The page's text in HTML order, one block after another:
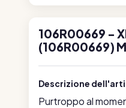
106R00669 -
(106R00669)
Descrizione
Purtroppo al